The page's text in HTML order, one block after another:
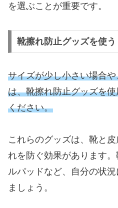
を選ぶことが重要です。
靴擦れ防止グッズを使う
サイズが少し小さい場合
は、靴擦れ防止グッズを
ください。
これらのグッズは、靴と
れを防ぐ効果があります
ルパッドなど、自分の状
ましょう。